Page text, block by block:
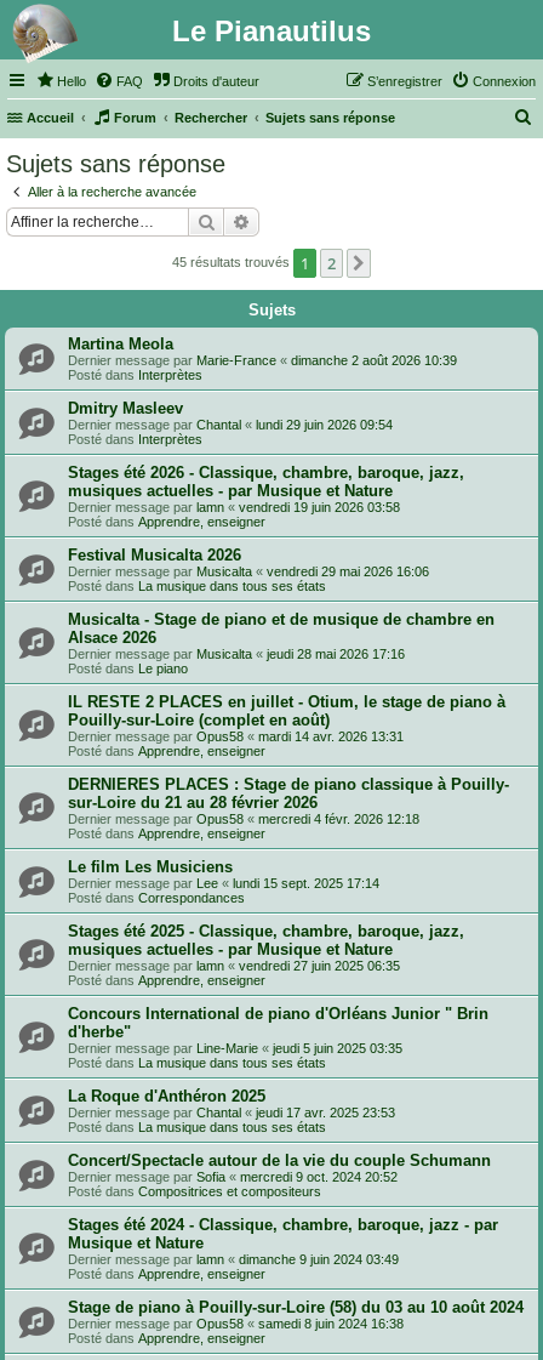
Le Pianautilus
Hello FAQ Droits d'auteur Connexion
S’enregistrer
Accueil Forum Rechercher Sujets sans réponse
c
Sujets sans réponse
Aller à la recherche avancée
Rechercher
45 résultats trouvés 1 2
Sujets
Martina Meola
Dernier message par Marie-France « dimanche 2 août 2026 10:39
Posté dans Interprètes
Dmitry Masleev
Dernier message par Chantal « lundi 29 juin 2026 09:54
Posté dans Interprètes
Stages été 2026 - Classique, chambre, baroque, jazz,
musiques actuelles - par Musique et Nature
Dernier message par lamn « vendredi 19 juin 2026 03:58
Posté dans Apprendre, enseigner
Festival Musicalta 2026
Dernier message par Musicalta « vendredi 29 mai 2026 16:06
Posté dans La musique dans tous ses états
Musicalta - Stage de piano et de musique de chambre en
Alsace 2026
Dernier message par Musicalta « jeudi 28 mai 2026 17:16
Posté dans Le piano
IL RESTE 2 PLACES en juillet - Otium, le stage de piano à
Pouilly-sur-Loire (complet en août)
Dernier message par Opus58 « mardi 14 avr. 2026 13:31
Posté dans Apprendre, enseigner
DERNIERES PLACES : Stage de piano classique à Pouilly-
sur-Loire du 21 au 28 février 2026
Dernier message par Opus58 « mercredi 4 févr. 2026 12:18
Posté dans Apprendre, enseigner
Le film Les Musiciens
Dernier message par Lee « lundi 15 sept. 2025 17:14
Posté dans Correspondances
Stages été 2025 - Classique, chambre, baroque, jazz,
musiques actuelles - par Musique et Nature
Dernier message par lamn « vendredi 27 juin 2025 06:35
Posté dans Apprendre, enseigner
Concours International de piano d'Orléans Junior " Brin
d'herbe"
Dernier message par Line-Marie « jeudi 5 juin 2025 03:35
Posté dans La musique dans tous ses états
La Roque d'Anthéron 2025
Dernier message par Chantal « jeudi 17 avr. 2025 23:53
Posté dans La musique dans tous ses états
Concert/Spectacle autour de la vie du couple Schumann
Dernier message par Sofia « mercredi 9 oct. 2024 20:52
Posté dans Compositrices et compositeurs
Stages été 2024 - Classique, chambre, baroque, jazz - par
Musique et Nature
Dernier message par lamn « dimanche 9 juin 2024 03:49
Posté dans Apprendre, enseigner
Stage de piano à Pouilly-sur-Loire (58) du 03 au 10 août 2024
Dernier message par Opus58 « samedi 8 juin 2024 16:38
Posté dans Apprendre, enseigner